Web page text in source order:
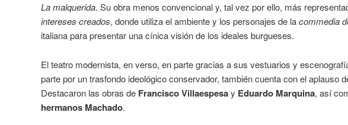
La malquerida. Su obra menos convencional y, tal vez por ello, más
intereses creados, donde utiliza el ambiente y los personajes de lacommedia
italiana para presentar una cínica visión de los ideales burgueses.
El teatro modernista, en verso, en parte gracias a sus vestuarios y
parte por un trasfondo ideológico conservador, también cuenta con el aplauso
Destacaron las obras de Francisco Villaespesay Eduardo Marquina, así
hermanos Machado.